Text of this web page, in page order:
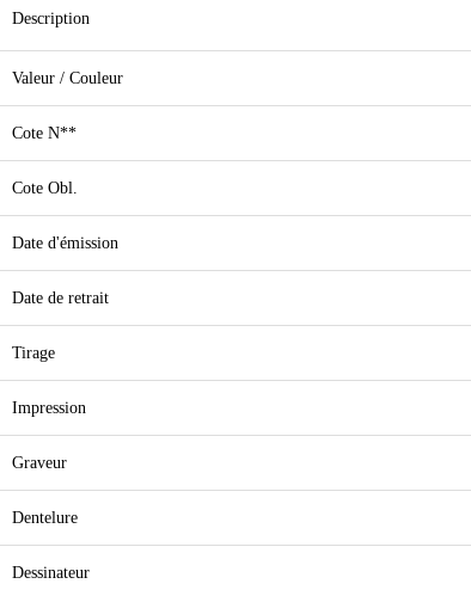
Description
Valeur / Couleur
Cote N**
Cote Obl.
Date d'émission
Date de retrait
Tirage
Impression
Graveur
Dentelure
Dessinateur